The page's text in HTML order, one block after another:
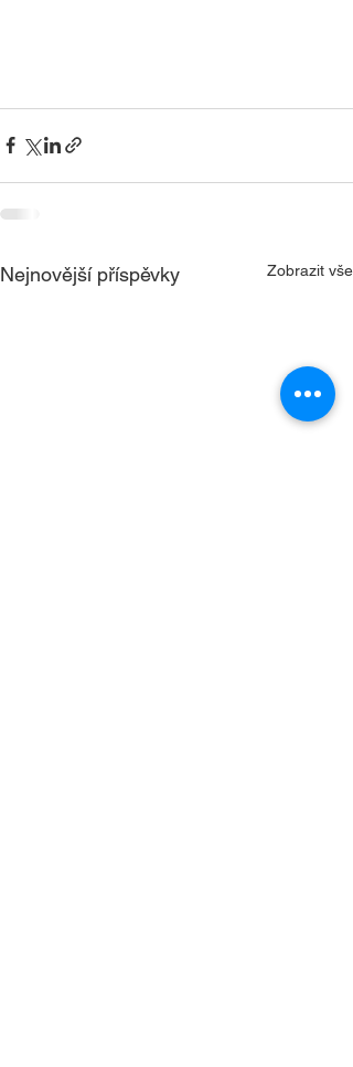
Nejnovější příspěvky Zobrazit vše